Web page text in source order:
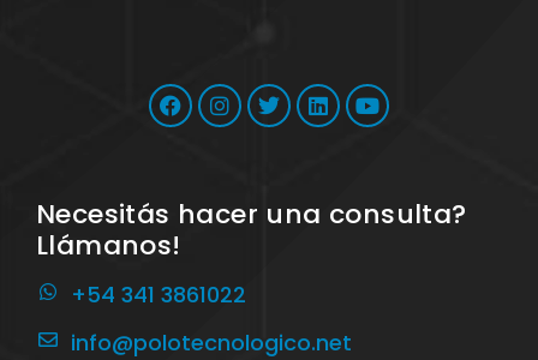
Necesitás hacer una consulta?
Llámanos!
+54 341 3861022
info@polotecnologico.net